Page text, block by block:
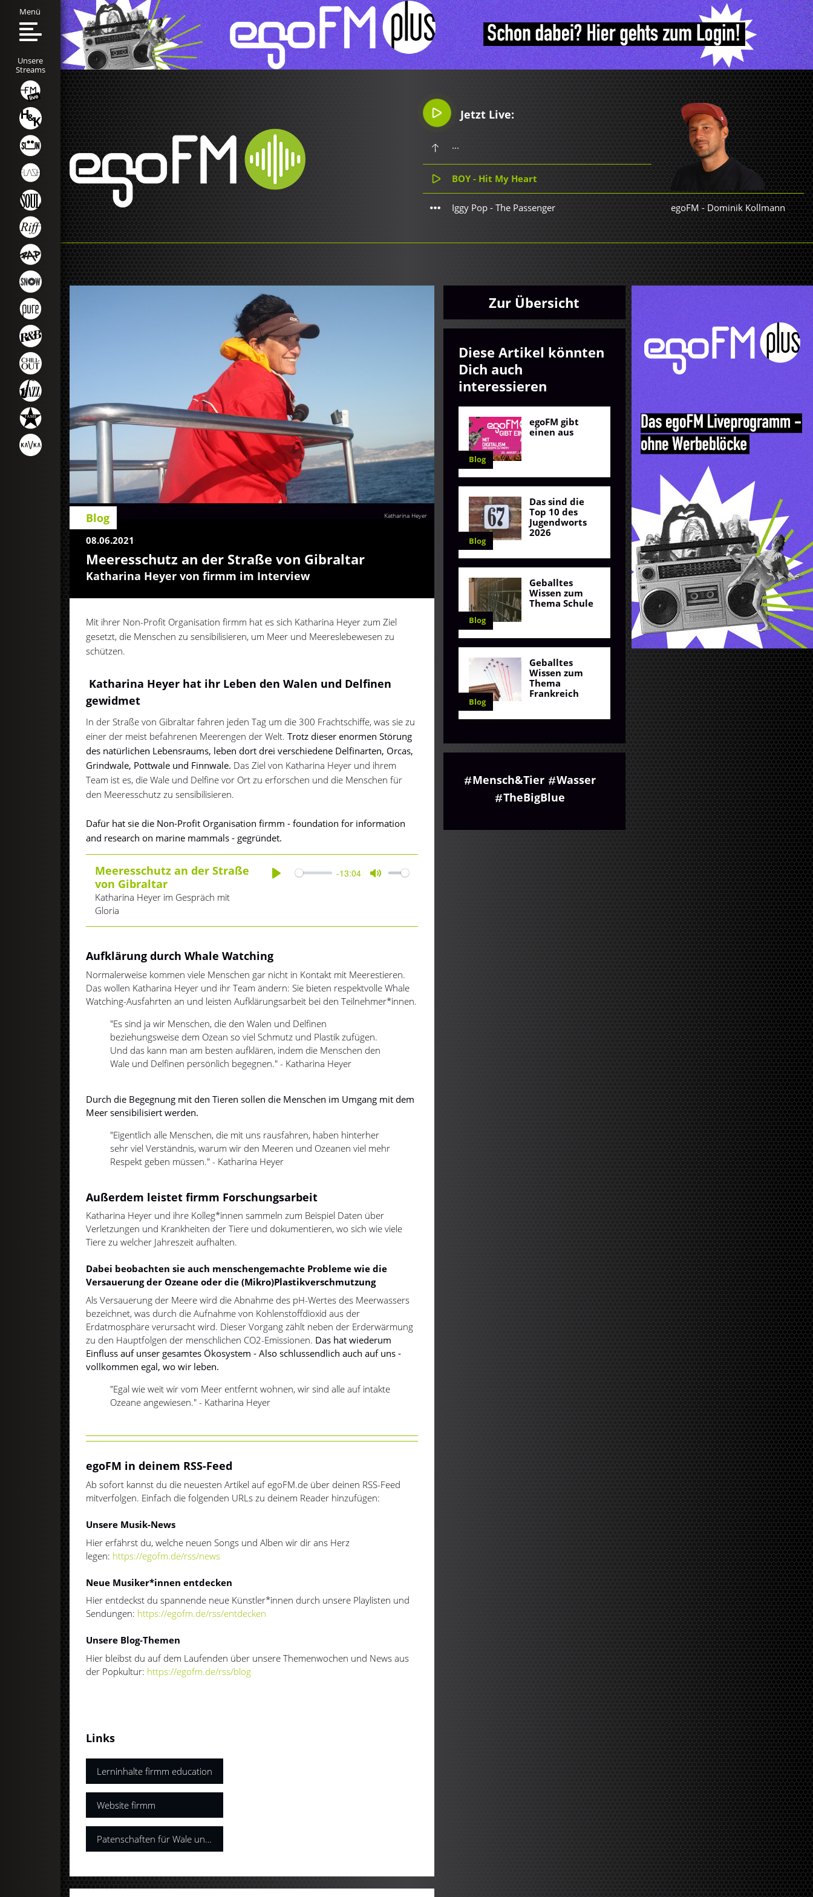
Jetzt Live:
...
BOY - Hit My Heart
Iggy Pop - The Passenger egoFM - Dominik Kollmann
Menü
Unsere
Streams
Katharina Heyer
Blog
08.06.2021
Meeresschutz an der Straße von Gibraltar
Katharina Heyer von firmm im Interview
Mit ihrer Non-Profit Organisation firmm hat es sich Katharina Heyer zum Ziel
gesetzt, die Menschen zu sensibilisieren, um Meer und Meereslebewesen zu
schützen.
Katharina Heyer hat ihr Leben den Walen und Delfinen
gewidmet
In der Straße von Gibraltar fahren jeden Tag um die 300 Frachtschiffe, was sie zu
einer der meist befahrenen Meerengen der Welt.Trotz dieser enormen Störung
des natürlichen Lebensraums, leben dort drei verschiedene Delfinarten, Orcas,
Grindwale, Pottwale und Finnwale. Das Ziel von Katharina Heyer und ihrem
Team ist es, die Wale und Delfine vor Ort zu erforschen und die Menschen für
den Meeresschutz zu sensibilisieren.
Dafür hat sie die Non-Profit Organisation firmm - foundation for information
and research on marine mammals - gegründet.
Meeresschutz an der Straße
von Gibraltar
Katharina Heyer im Gespräch mit
Gloria
-13:04
Aufklärung durch Whale Watching
Normalerweise kommen viele Menschen gar nicht in Kontakt mit Meerestieren.
Das wollen Katharina Heyer und ihr Team ändern: Sie bieten respektvolle Whale
Watching-Ausfahrten an und leisten Aufklärungsarbeit bei den Teilnehmer*innen.
"Es sind ja wir Menschen, die den Walen und Delfinen
beziehungsweise dem Ozean so viel Schmutz und Plastik zufügen.
Und das kann man am besten aufklären, indem die Menschen den
Wale und Delfinen persönlich begegnen." - Katharina Heyer
Durch die Begegnung mit den Tieren sollen die Menschen im Umgang mit dem
Meer sensibilisiert werden.
"Eigentlich alle Menschen, die mit uns rausfahren, haben hinterher
sehr viel Verständnis, warum wir den Meeren und Ozeanen viel mehr
Respekt geben müssen." - Katharina Heyer
Außerdem leistet firmm Forschungsarbeit
Katharina Heyer und ihre Kolleg*innen sammeln zum Beispiel Daten über
Verletzungen und Krankheiten der Tiere und dokumentieren, wo sich wie viele
Tiere zu welcher Jahreszeit aufhalten.
Dabei beobachten sie auch menschengemachte Probleme wie die
Versauerung der Ozeane oder die (Mikro)Plastikverschmutzung
Als Versauerung der Meere wird die Abnahme des pH-Wertes des Meerwassers
bezeichnet, was durch die Aufnahme von Kohlenstoffdioxid aus der
Erdatmosphäre verursacht wird. Dieser Vorgang zählt neben der Erderwärmung
zu den Hauptfolgen der menschlichen CO2-Emissionen. Das hat wiederum
Einfluss auf unser gesamtes Ökosystem - Also schlussendlich auch auf uns -
vollkommen egal, wo wir leben.
"Egal wie weit wir vom Meer entfernt wohnen, wir sind alle auf intakte
Ozeane angewiesen." - Katharina Heyer
egoFM in deinem RSS-Feed
Ab sofort kannst du die neuesten Artikel auf egoFM.de über deinen RSS-Feed
mitverfolgen. Einfach die folgenden URLs zu deinem Reader hinzufügen:
Unsere Musik-News
Hier erfährst du, welche neuen Songs und Alben wir dir ans Herz
legen: https://egofm.de/rss/news
Neue Musiker*innen entdecken
Hier entdeckst du spannende neue Künstler*innen durch unsere Playlisten und
Sendungen: https://egofm.de/rss/entdecken
Unsere Blog-Themen
Hier bleibst du auf dem Laufenden über unsere Themenwochen und News aus
der Popkultur: https://egofm.de/rss/blog
Links
Lerninhalte firmm education
Website firmm
Patenschaften für Wale und Delfine
Zur Übersicht
Diese Artikel könnten
Dich auch
interessieren
Blog
egoFM gibt
einen aus
Blog
Das sind die
Top 10 des
Jugendworts
2026
Blog
Geballtes
Wissen zum
Thema Schule
Blog
Geballtes
Wissen zum
Thema
Frankreich
Mensch&Tier
Wasser
TheBigBlue